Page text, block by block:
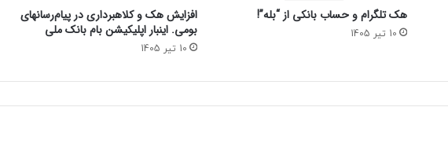
هک تلگرام و حساب بانکی از “بله”!
10 تیر 1405
افزایش هک و کلاهبرداری در پیام‌رسانهای
بومی. اینبار اپلیکیشن بام‌ بانک ملی
10 تیر 1405